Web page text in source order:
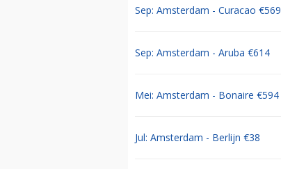
Sep: Amsterdam - Curacao €569
Sep: Amsterdam - Aruba €614
Mei: Amsterdam - Bonaire €594
Jul: Amsterdam - Berlijn €38